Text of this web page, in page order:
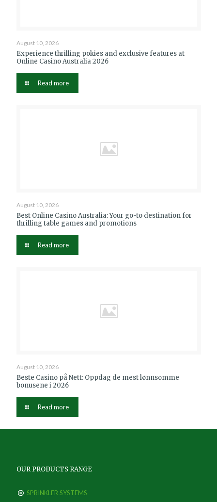
August 10, 2026
Experience thrilling pokies and exclusive features at
Online Casino Australia 2026
Read more
August 10, 2026
Best Online Casino Australia: Your go-to destination for
thrilling table games and promotions
Read more
August 10, 2026
Beste Casino på Nett: Oppdag de mest lønnsomme
bonusene i 2026
Read more
OUR PRODUCTS RANGE
SPRINKLER SYSTEMS